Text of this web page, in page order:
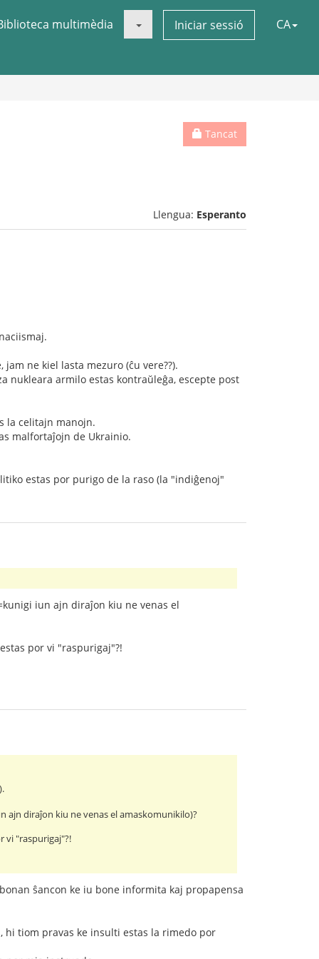
multimèdia Iniciar sessió CA
Tancat
Llengua: Esperanto
ne kiel lasta mezuro (ĉu vere??).
nukleara armilo estas kontraŭleĝa, escepte post
la celitajn manojn.
malfortaĵojn de Ukrainio.
estas por purigo de la raso (la "indiĝenoj"
iun ajn diraĵon kiu ne venas el
por vi "raspurigaj"?!
ajn diraĵon kiu ne venas el amaskomunikilo)?
vi "raspurigaj"?!
ŝancon ke iu bone informita kaj propapensa
hi tiom pravas ke insulti estas la rimedo por